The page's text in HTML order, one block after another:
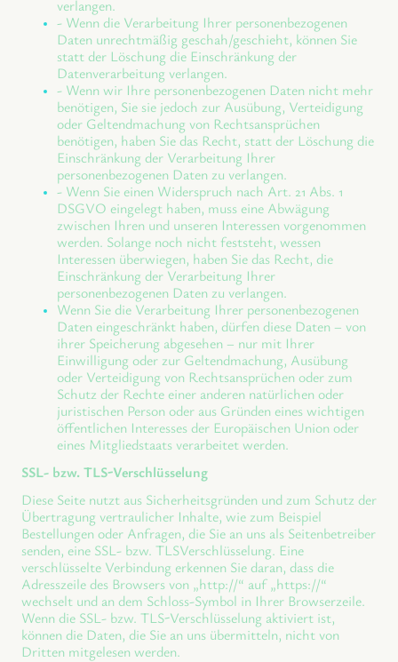
verlangen.
- Wenn die Verarbeitung Ihrer personenbezogenen
Daten unrechtmäßig geschah/geschieht, können Sie
statt der Löschung die Einschränkung der
Datenverarbeitung verlangen.
- Wenn wir Ihre personenbezogenen Daten nicht mehr
benötigen, Sie sie jedoch zur Ausübung, Verteidigung
oder Geltendmachung von Rechtsansprüchen
benötigen, haben Sie das Recht, statt der Löschung die
Einschränkung der Verarbeitung Ihrer
personenbezogenen Daten zu verlangen.
- Wenn Sie einen Widerspruch nach Art. 21 Abs. 1
DSGVO eingelegt haben, muss eine Abwägung
zwischen Ihren und unseren Interessen vorgenommen
werden. Solange noch nicht feststeht, wessen
Interessen überwiegen, haben Sie das Recht, die
Einschränkung der Verarbeitung Ihrer
personenbezogenen Daten zu verlangen.
Wenn Sie die Verarbeitung Ihrer personenbezogenen
Daten eingeschränkt haben, dürfen diese Daten – von
ihrer Speicherung abgesehen – nur mit Ihrer
Einwilligung oder zur Geltendmachung, Ausübung
oder Verteidigung von Rechtsansprüchen oder zum
Schutz der Rechte einer anderen natürlichen oder
juristischen Person oder aus Gründen eines wichtigen
öffentlichen Interesses der Europäischen Union oder
eines Mitgliedstaats verarbeitet werden.
SSL- bzw. TLS-Verschlüsselung
Diese Seite nutzt aus Sicherheitsgründen und zum Schutz der
Übertragung vertraulicher Inhalte, wie zum Beispiel
Bestellungen oder Anfragen, die Sie an uns als Seitenbetreiber
senden, eine SSL- bzw. TLSVerschlüsselung. Eine
verschlüsselte Verbindung erkennen Sie daran, dass die
Adresszeile des Browsers von „http://“ auf „https://“
wechselt und an dem Schloss-Symbol in Ihrer Browserzeile.
Wenn die SSL- bzw. TLS-Verschlüsselung aktiviert ist,
können die Daten, die Sie an uns übermitteln, nicht von
Dritten mitgelesen werden.